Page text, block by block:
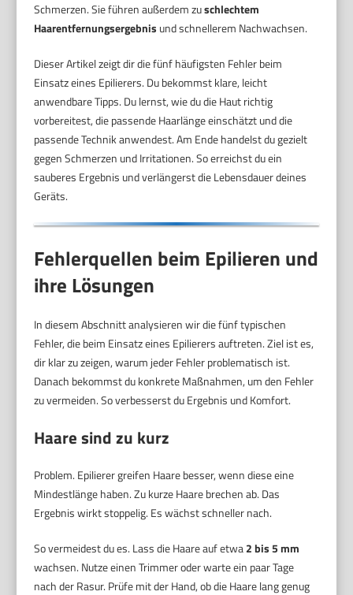
Schmerzen. Sie führen außerdem zuschlechtem
Haarentfernungsergebnis und schnellerem Nachwachsen.
Dieser Artikel zeigt dir die fünf häufigsten Fehler beim
Einsatz eines Epilierers. Du bekommst klare, leicht
anwendbare Tipps. Du lernst, wie du die Haut richtig
vorbereitest, die passende Haarlänge einschätzt und die
passende Technik anwendest. Am Ende handelst du gezielt
gegen Schmerzen und Irritationen. So erreichst du ein
sauberes Ergebnis und verlängerst die Lebensdauer deines
Geräts.
Fehlerquellen beim Epilieren und
ihre Lösungen
In diesem Abschnitt analysieren wir die fünf typischen
Fehler, die beim Einsatz eines Epilierers auftreten. Ziel ist es,
dir klar zu zeigen, warum jeder Fehler problematisch ist.
Danach bekommst du konkrete Maßnahmen, um den Fehler
zu vermeiden. So verbesserst du Ergebnis und Komfort.
Haare sind zu kurz
Problem. Epilierer greifen Haare besser, wenn diese eine
Mindestlänge haben. Zu kurze Haare brechen ab. Das
Ergebnis wirkt stoppelig. Es wächst schneller nach.
So vermeidest du es. Lass die Haare auf etwa2 bis 5 mm
wachsen. Nutze einen Trimmer oder warte ein paar Tage
nach der Rasur. Prüfe mit der Hand, ob die Haare lang genug